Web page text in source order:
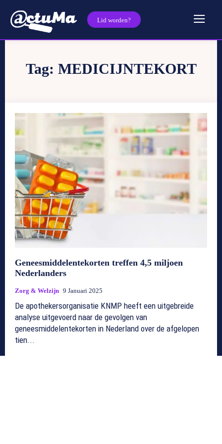
Lid worden?
Tag: MEDICIJNTEKORT
Geneesmiddelentekorten treffen 4,5 miljoen
Nederlanders
Zorg & Welzijn 9 Januari 2025
De apothekersorganisatie KNMP heeft een uitgebreide
analyse uitgevoerd naar de gevolgen van
geneesmiddelentekorten in Nederland over de afgelopen
tien...